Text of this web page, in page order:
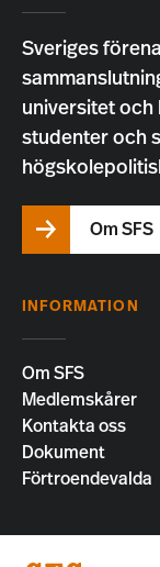
Sveriges
universitet och
studenter och
Om SFS
INFORMATION
Om SFS
Medlemskårer
Kontakta oss
Dokument
Förtroendevalda